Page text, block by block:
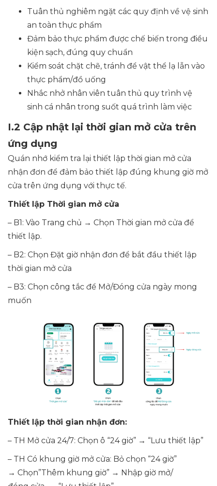
Tuân thủ nghiêm ngặt các quy định về vệ sinh
an toàn thực phẩm
Đảm bảo thực phẩm được chế biến trong điều
kiện sạch, đúng quy chuẩn
Kiểm soát chặt chẽ, tránh để vật thể lạ lẫn vào
thực phẩm/đồ uống
Nhắc nhở nhân viên tuân thủ quy trình vệ
sinh cá nhân trong suốt quá trình làm việc
I.2 Cập nhật lại thời gian mở cửa trên
ứng dụng
Quán nhớ kiểm tra lại thiết lập thời gian mở cửa
nhận đơn để đảm bảo thiết lập đúng khung giờ mở
cửa trên ứng dụng với thực tế.
Thiết lập Thời gian mở cửa
– B1: Vào Trang chủ → Chọn Thời gian mở cửa để
thiết lập.
– B2: Chọn Đặt giờ nhận đơn để bắt đầu thiết lập
thời gian mở cửa
– B3: Chọn công tắc để Mở/Đóng cửa ngày mong
muốn
Thiết lập thời gian nhận đơn:
– TH Mở cửa 24/7: Chọn ô “24 giờ” → “Lưu thiết lập”
– TH Có khung giờ mở cửa: Bỏ chọn “24 giờ”
→ Chọn”Thêm khung giờ” → Nhập giờ mở/